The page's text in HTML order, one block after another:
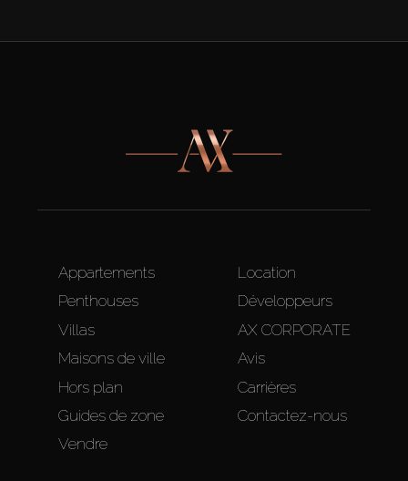
Appartements
Penthouses
Villas
Maisons de ville
Hors plan
Guides de zone
Vendre
Location
Développeurs
AX CORPORATE
Avis
Carrières
Contactez-nous